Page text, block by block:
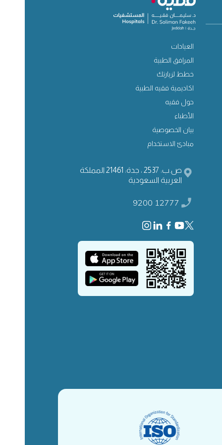
العيادات
المرافق الطبية
خطط لزيارتك
اكاديمية فقيه الطبية
حول فقيه
الأطباء
بيان الخصوصية
مبادئ الاستخدام
ص.ب: 2537 ، جدة: 21461 المملكة
العربية السعودية
9200 12777